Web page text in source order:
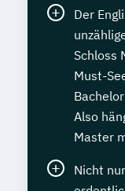
Der
Schloss
Must-
Also
Master
Nicht